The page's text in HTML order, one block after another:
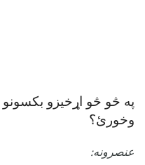
په څو څو اړخیزو
وخورئ؟
عنصرونه: